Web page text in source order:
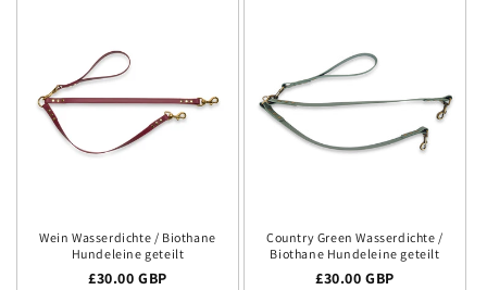
Wein Wasserdichte / Biothane
Hundeleine geteilt
Regulärer Preis
£30.00 GBP
Country Green Wasserdichte /
Biothane Hundeleine geteilt
Regulärer Preis
£30.00 GBP